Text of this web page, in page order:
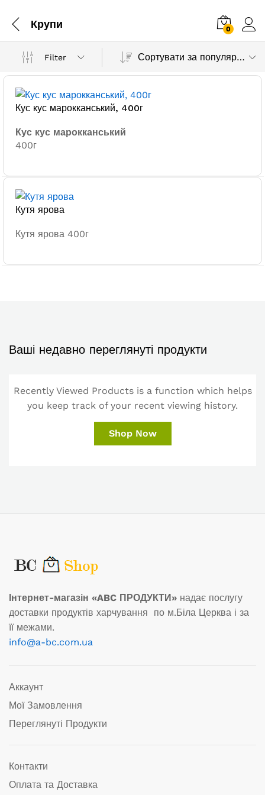
Крупи 0
Filter Сортувати за популярністю
Кус кус марокканський, 400г
Кус кус марокканський
400г
Кутя ярова
Кутя ярова 400г
Ваші недавно переглянуті продукти
Recently Viewed Products is a function which helps
you keep track of your recent viewing history.
Shop Now
Інтернет-магазін «ABC ПРОДУКТИ» надає послугу
доставки продуктів харчування по м.Біла Церква і за
її межами.
info@a-bc.com.ua
Аккаунт
Мої Замовлення
Переглянуті Продукти
Контакти
Оплата та Доставка